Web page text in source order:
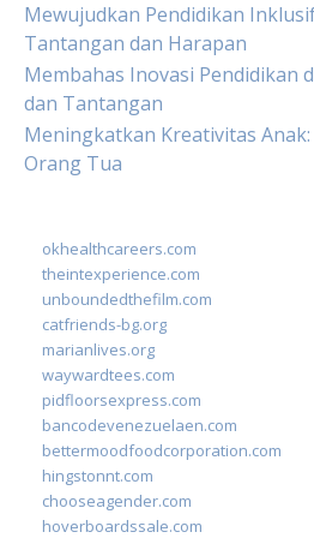
Mewujudkan Pendidikan
Tantangan dan Harapan
Membahas Inovasi Pendidikan
dan Tantangan
Meningkatkan Kreativitas
Orang Tua
okhealthcareers.com
theintexperience.com
unboundedthefilm.com
catfriends-bg.org
marianlives.org
waywardtees.com
pidfloorsexpress.com
bancodevenezuelaen.com
bettermoodfoodcorporation.com
hingstonnt.com
chooseagender.com
hoverboardssale.com